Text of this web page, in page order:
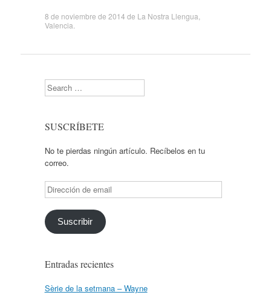
8 de noviembre de 2014 de La Nostra Llengua
Valencia
Search
SUSCRÍBETE
No te pierdas ningún artículo. Recíbelos en tu
correo.
Dirección
de
email
Suscribir
Entradas recientes
Sèrie de la setmana – Wayne